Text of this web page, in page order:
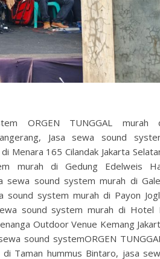
ORGEN TUNGGAL murah
Jasa sewa sound
Menara 165 Cilandak Jakarta
murah di Gedung Edelweis
sewa sound system murah di
sound system murah di Payon
sound system murah di Hotel
Outdoor Venue Kemang
sound systemORGEN
Taman hummus Bintaro, jasa